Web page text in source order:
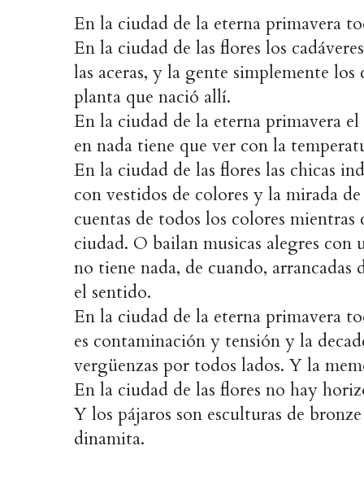
En la ciudad de la eterna primavera
En la ciudad de las flores los
las aceras, y la gente simplemente
planta que nació allí.
En la ciudad de la eterna primavera
en nada tiene que ver con la
En la ciudad de las flores las chicas
con vestidos de colores y la mirada
cuentas de todos los colores
ciudad. O bailan musicas alegres
no tiene nada, de cuando,
el sentido.
En la ciudad de la eterna primavera
es contaminación y tensión y la
vergüenzas por todos lados. Y la
En la ciudad de las flores no hay
Y los pájaros son esculturas de
dinamita.